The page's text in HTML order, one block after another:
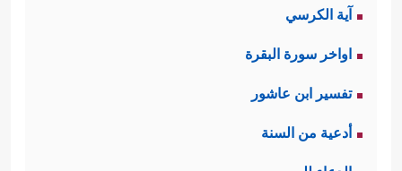
فالأرض خُلِقَت لآدم، وآدمُ خُلِق ليكون
خليفة لله على هذه الأرض، وليس في
هذا الاستخلاف ما يوحي بضعف
آية الكرسي
اواخر سورة البقرة
تفسير ابن عاشور
أدعية من السنة